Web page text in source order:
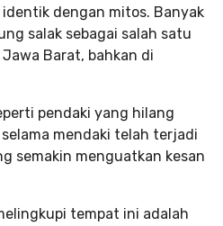
dengan mitos. Banyak
salak sebagai salah satu
Barat, bahkan di
pendaki yang hilang
mendaki telah terjadi
semakin menguatkan kesan
tempat ini adalah